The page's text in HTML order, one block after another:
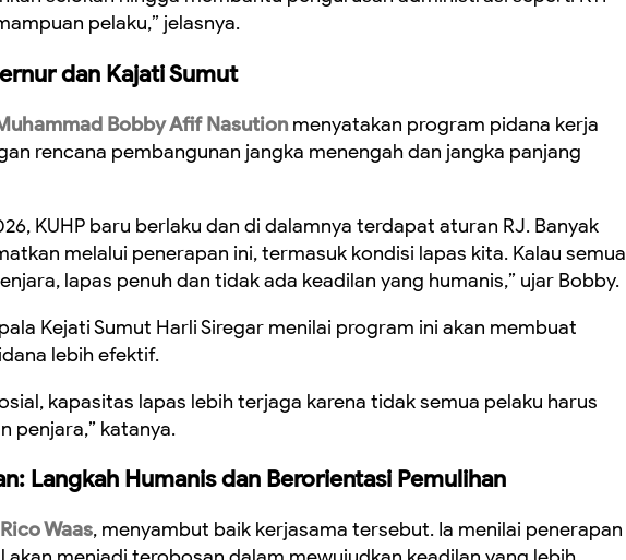
pelaku,” jelasnya.
dan Kajati Sumut
Bobby Afif Nasution menyatakan program pidana kerja
rencana pembangunan jangka menengah dan jangka panjang
KUHP baru berlaku dan di dalamnya terdapat aturan RJ. Banyak
melalui penerapan ini, termasuk kondisi lapas kita. Kalau semua
lapas penuh dan tidak ada keadilan yang humanis,” ujar Bobby.
Kejati Sumut Harli Siregar menilai program ini akan membuat
lebih efektif.
kapasitas lapas lebih terjaga karena tidak semua pelaku harus
penjara,” katanya.
Langkah Humanis dan Berorientasi Pemulihan
Rico Waas, menyambut baik kerjasama tersebut. Ia menilai penerapan